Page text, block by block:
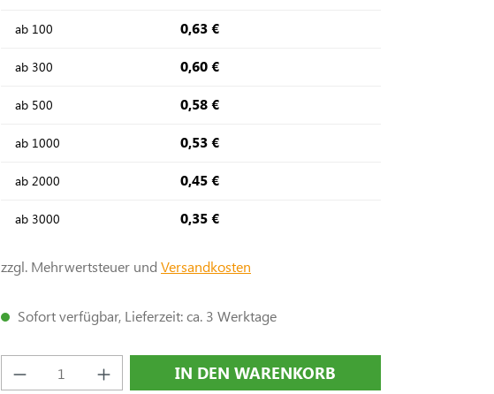
ab 100 0,63 €
ab 300 0,60 €
ab 500 0,58 €
ab 1000 0,53 €
ab 2000 0,45 €
ab 3000 0,35 €
zzgl. Mehrwertsteuer und Versandkosten
Sofort verfügbar, Lieferzeit: ca. 3 Werktage
Produkt Anzahl: Gib den gewünschten Wert ein
IN DEN WARENKORB